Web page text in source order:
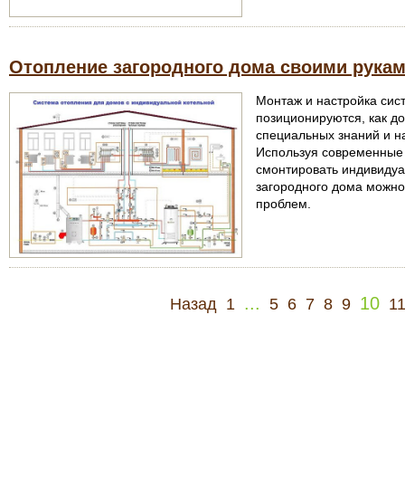
Отопление загородного дома своими
Монтаж и настройка
позиционируются, как
специальных знаний и
Используя
смонтировать
загородного дома
проблем.
Назад 1 ... 5 6 7 8 9 10 11